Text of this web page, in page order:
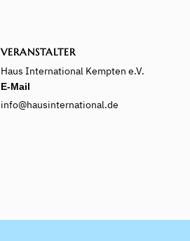
VERANSTALTER
Haus International Kempten e.V.
E-Mail
info@hausinternational.de